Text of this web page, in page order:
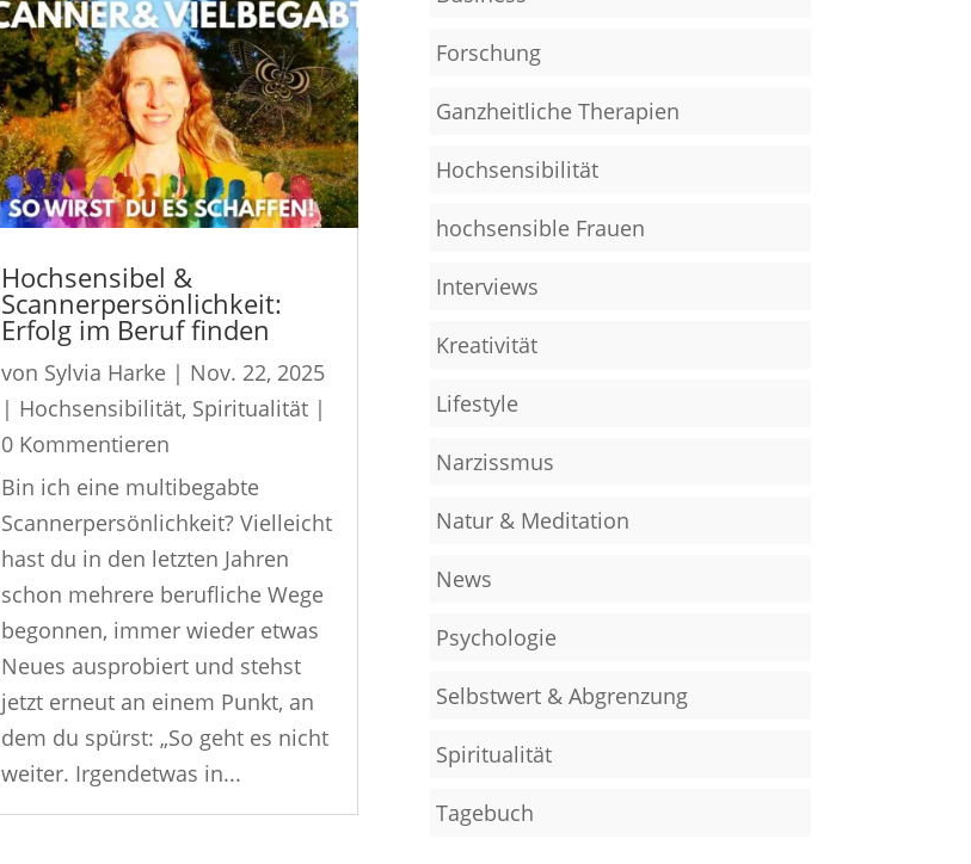
Hochsensibel &
Scannerpersönlichkeit:
Erfolg im Beruf finden
von Sylvia Harke | Nov. 22, 2025
| Hochsensibilität, Spiritualität |
0 Kommentieren
Bin ich eine multibegabte
Scannerpersönlichkeit? Vielleicht
hast du in den letzten Jahren
schon mehrere berufliche Wege
begonnen, immer wieder etwas
Neues ausprobiert und stehst
jetzt erneut an einem Punkt, an
dem du spürst: „So geht es nicht
weiter. Irgendetwas in...
Forschung
Ganzheitliche Therapien
Hochsensibilität
hochsensible Frauen
Interviews
Kreativität
Lifestyle
Narzissmus
Natur & Meditation
News
Psychologie
Selbstwert & Abgrenzung
Spiritualität
Tagebuch